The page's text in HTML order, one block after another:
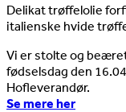
Delikat trøffelolie
italienske hvide
Vi er stolte og
fødselsdag den
Hofleverandør.
Se mere her